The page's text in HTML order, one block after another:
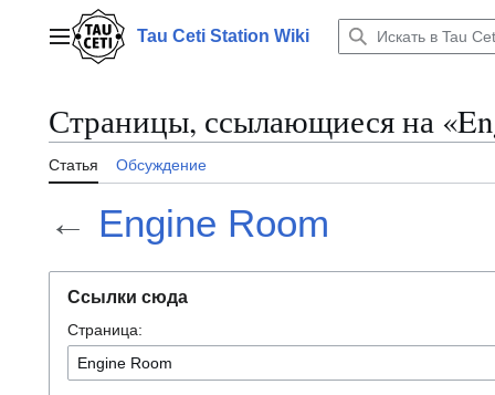
содержаниюГлавное менюTau Ceti Station Wiki
Страницы, ссылающиеся на
Статья Обсуждение
← Engine Room
Ссылки сюда
Страница: